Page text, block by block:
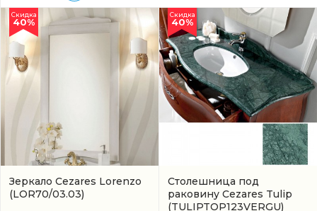
Зеркало Cezares Lorenzo
(LOR70/03.03)
Скидка
40%
Столешница под
раковину Cezares Tulip
(TULIPTOP123VERGU)
Скидка
40%